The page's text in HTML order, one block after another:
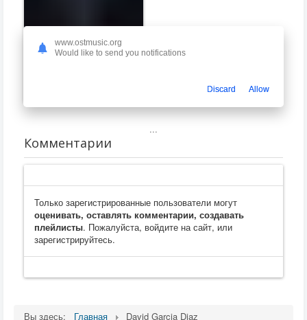
...
Комментарии
Только зарегистрированные пользователи могут
оценивать, оставлять комментарии, создавать
плейлисты. Пожалуйста, войдите на сайт, или
зарегистрируйтесь.
Вы здесь: Главная David Garcia Diaz
www.ostmusic.org
Would like to send you notifications
Discard Allow